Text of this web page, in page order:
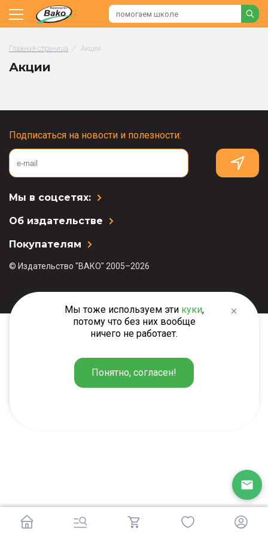
Главная страница / Акции
Акции
Подписаться на новости и полезности:
Мы в соцсетях:
Об издательстве
Покупателям
© Издательство "ВАКО" 2005–2026
Мы тоже используем эти куки,
потому что без них вообще
ничего не работает.
Понятно, согласен!